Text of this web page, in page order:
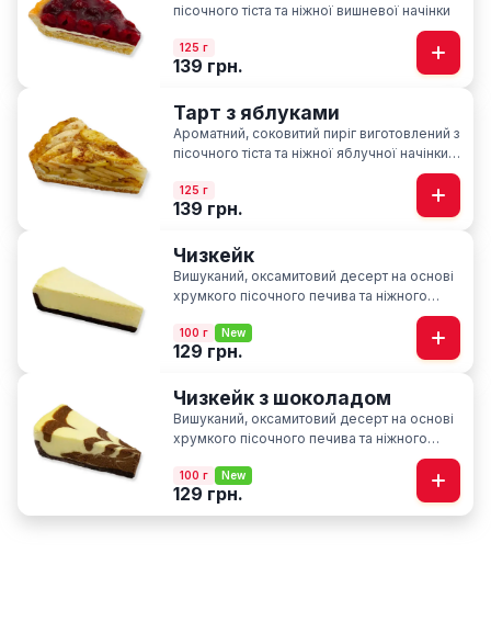
пісочного тіста та ніжної вишневої начінки
125 г
139 грн.
Тарт з яблуками
Ароматний, соковитий пиріг виготовлений з
пісочного тіста та ніжної яблучної начінки із
125 г
139 грн.
Чизкейк
Вишуканий, оксамитовий десерт на основі
хрумкого пісочного печива та ніжного
100 г New
129 грн.
Чизкейк з шоколадом
Вишуканий, оксамитовий десерт на основі
хрумкого пісочного печива та ніжного
вершкового сиру з нотками шоколаду
100 г New
129 грн.